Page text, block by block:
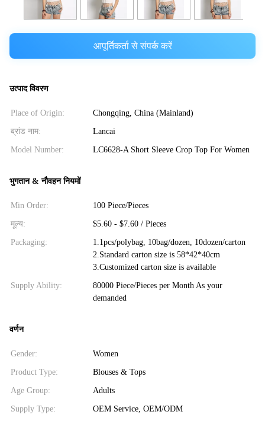
आपूर्तिकर्ता से संपर्क करें
उत्पाद विवरण
Place of Origin: Chongqing, China (Mainland)
ब्रांड नाम: Lancai
Model Number: LC6628-A Short Sleeve Crop Top For Women
भुगतान & नौवहन नियमों
Min Order: 100 Piece/Pieces
मूल्य: $5.60 - $7.60 / Pieces
Packaging:
1.1pcs/polybag, 10bag/dozen, 10dozen/carton
2.Standard carton size is 58*42*40cm
3.Customized carton size is available
Supply Ability:
80000 Piece/Pieces per Month As your
demanded
वर्णन
Gender: Women
Product Type: Blouses & Tops
Age Group: Adults
Supply Type: OEM Service, OEM/ODM